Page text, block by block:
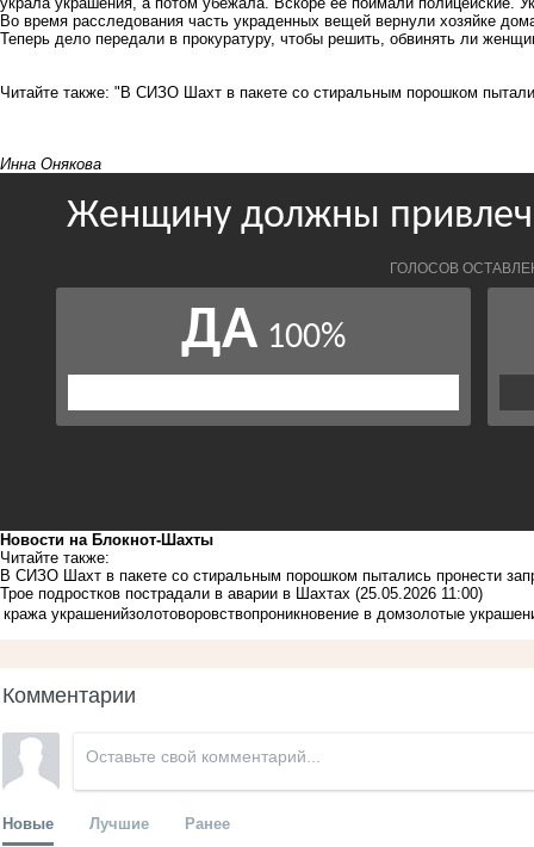
Во время расследования часть украденных вещей вернули хозяйке
Теперь дело передали в прокуратуру, чтобы решить, обвинять ли
Читайте также: "В СИЗО Шахт в пакете со стиральным порошком
Инна Онякова
Новости на Блoкнoт-Шахты
Читайте также:
В СИЗО Шахт в пакете со стиральным порошком пытались пронести
Трое подростков пострадали в аварии в Шахтах (25.05.2026 11:00)
кража украшенийзолотоворовствопроникновение в домзолотые
Комментарии
Новые Лучшие Ранее